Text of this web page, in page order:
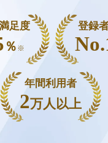
足度
％ ※
登録
年間利用者
2万人以上